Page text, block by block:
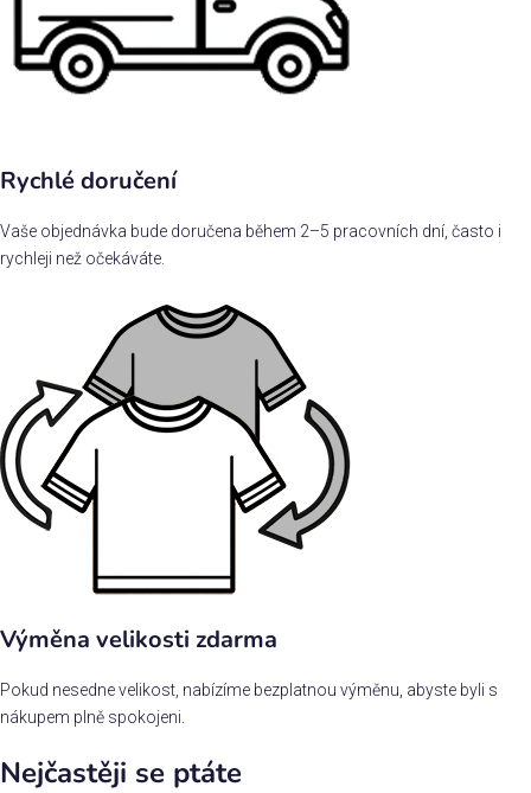
Rychlé doručení
Vaše objednávka bude doručena během 2–5 pracovních dní, často i
rychleji než očekáváte.
Výměna velikosti zdarma
Pokud nesedne velikost, nabízíme bezplatnou výměnu, abyste byli s
nákupem plně spokojeni.
Nejčastěji se ptáte